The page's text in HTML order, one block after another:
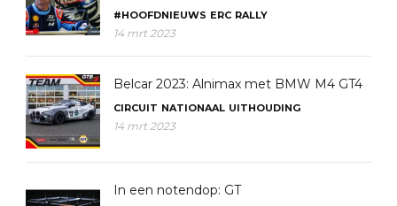
#HOOFDNIEUWS ERC RALLY
14 mrt 2023
Belcar 2023: Alnimax met BMW M4 GT4
CIRCUIT NATIONAAL UITHOUDING
14 mrt 2023
In een notendop: GT